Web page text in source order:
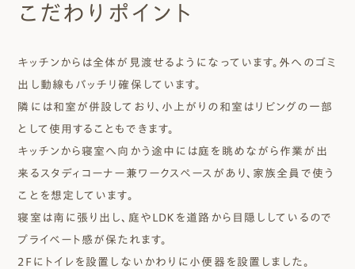
こだわりポイント
キッチンからは全体が見渡せるようになっています。外へのゴミ
出し動線もバッチリ確保しています。
隣には和室が併設しており、小上がりの和室はリビングの一部
として使用することもできます。
キッチンから寝室へ向かう途中には庭を眺めながら作業が出
来るスタディコーナー兼ワークスペースがあり、家族全員で使う
ことを想定しています。
寝室は南に張り出し、庭やＬＤＫを道路から目隠ししているので
プライベート感が保たれます。
２Ｆにトイレを設置しないかわりに小便器を設置しました。